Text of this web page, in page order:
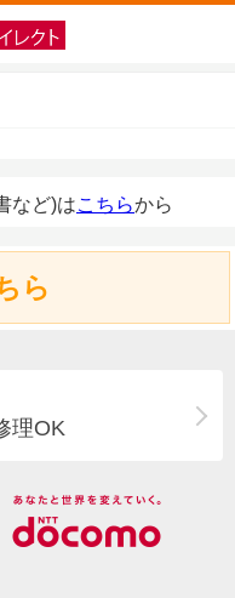
など)はこちらから
ら
理OK